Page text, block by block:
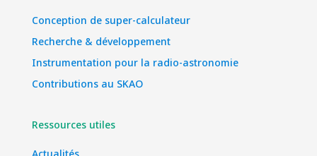
Conception de super-calculateur
Recherche & développement
Instrumentation pour la radio-astronomie
Contributions au SKAO
Ressources utiles